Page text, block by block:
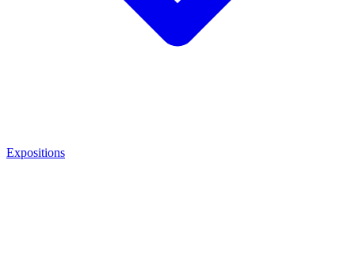
Expositions